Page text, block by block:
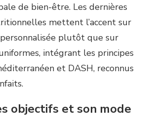
de bien-être. Les dernières
mettent l’accent sur
plutôt que sur
intégrant les principes
et DASH, reconnus
objectifs et son mode